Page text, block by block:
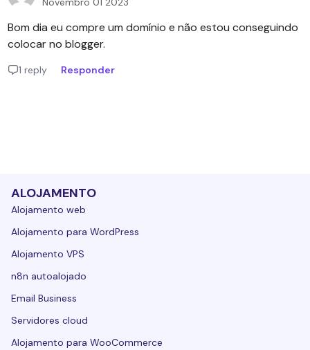
Bom dia eu compre um domínio e não estou conseguindo
colocar no blogger.
1 reply Responder
ALOJAMENTO
Alojamento web
Alojamento para WordPress
Alojamento VPS
n8n autoalojado
Email Business
Servidores cloud
Alojamento para WooCommerce